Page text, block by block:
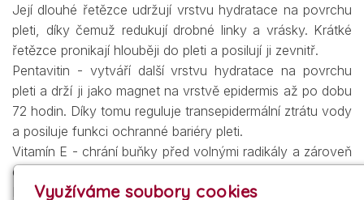
Její dlouhé řetězce udržují vrstvu hydratace na povrchu
pleti, díky čemuž redukují drobné linky a vrásky. Krátké
řetězce pronikají hlouběji do pleti a posilují ji zevnitř.
Pentavitin - vytváří další vrstvu hydratace na povrchu
pleti a drží ji jako magnet na vrstvě epidermis až po dobu
72 hodin. Díky tomu reguluje transepidermální ztrátu vody
a posiluje funkci ochranné bariéry pleti.
Vitamín E - chrání buňky před volnými radikály a zároveň
dodává pleti větší pružnost.
Declaré SRC™ Complex - snižuje přecitlivělost pleti a
Využíváme soubory cookies